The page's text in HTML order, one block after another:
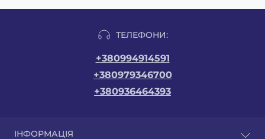
ТЕЛЕФОНИ:
+380994914591
+380979346700
+380936464393
ІНФОРМАЦІЯ